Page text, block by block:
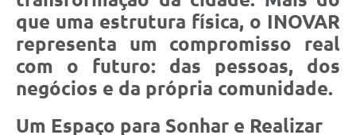
que uma estrutura física, o INOVAR
representa um compromisso real
com o futuro: das pessoas, dos
negócios e da própria comunidade.
Um Espaço para Sonhar e Realizar